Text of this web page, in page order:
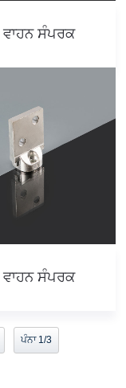
ਸੰਪਰਕ
ਸੰਪਰਕ
ਪੰਨਾ 1/3